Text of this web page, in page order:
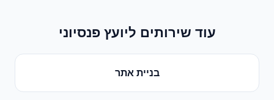
עוד שירותים ליועץ פנסיוני
בניית אתר